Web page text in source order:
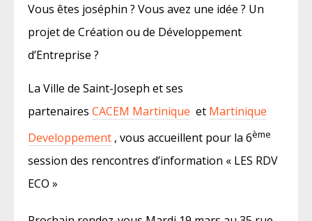
Vous êtes joséphin ? Vous avez une idée ? Un
projet de Création ou de Développement
d’Entreprise ?
La Ville de Saint-Joseph et ses
partenaires CACEM Martinique et Martinique
Developpement , vous accueillent pour la 6ème
session des rencontres d’information « LES RDV
ECO »